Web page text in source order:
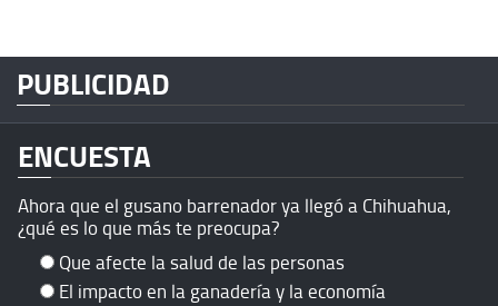
PUBLICIDAD
ENCUESTA
Ahora que el gusano barrenador ya llegó a Chihuahua,
¿qué es lo que más te preocupa?
Que afecte la salud de las personas
El impacto en la ganadería y la economía